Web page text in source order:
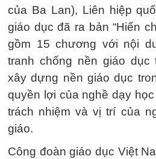
của Ba Lan), Liên hiệp
giáo dục đã ra bản “Hiến
gồm 15 chương với nội
tranh chống nền giáo dục
xây dựng nền giáo dục
quyền lợi của nghề dạy
trách nhiệm và vị trí của
giáo.
Công đoàn giáo dục Việt